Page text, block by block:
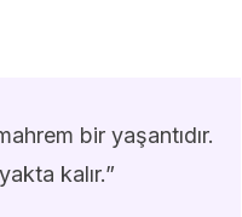
bir yaşantıdır.
kalır.”